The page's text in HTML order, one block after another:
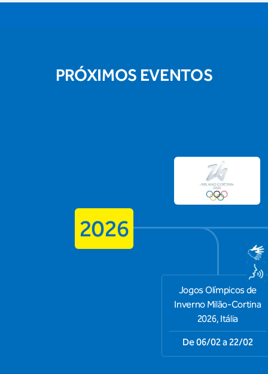
PRÓXIMOS EVENTOS
2026
Jogos Olímpicos de
Inverno Milão-Cortina
2026, Itália
De 06/02 a 22/02